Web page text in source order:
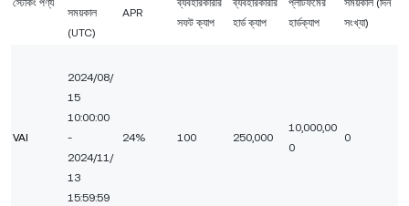
স্টেকিং পণ্য
সময়কাল
(UTC)
APR
ব্যবহারকারীর
সফট ক্যাপ
ব্যবহারকারীর
হার্ড ক্যাপ
প্লাটফর্মের
হার্ডক্যাপ
সময়কাল (দিন
সংখ্যা)
VAI
2024/08/
15
10:00:00
-
2024/11/
13
15:59:59
24% 100 250,000
10,000,00
0
0